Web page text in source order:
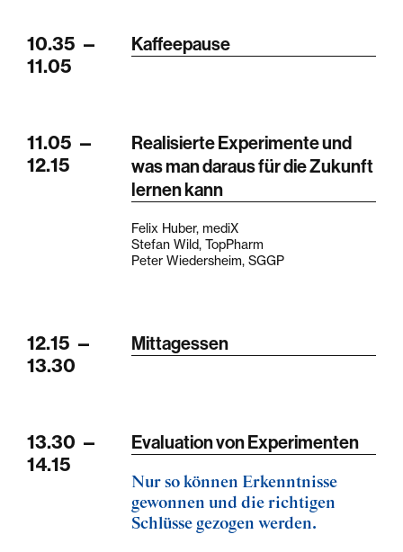
10.35 —
11.05
Kaffeepause
11.05 —
12.15
Realisierte Experimente und
was man daraus für die Zukunft
lernen kann
Felix Huber, mediX
Stefan Wild, TopPharm
Peter Wiedersheim, SGGP
12.15 —
13.30
Mittagessen
13.30 —
14.15
Evaluation von Experimenten
Nur so können Erkenntnisse
gewonnen und die richtigen
Schlüsse gezogen werden.